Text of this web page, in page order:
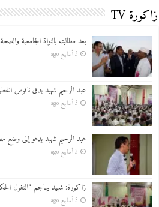
زاكورة TV
بعد مطالبته بالنواة الجامعية
3 أسابيع ago
عبد الرحيم شهيد يدق ناقوس
3 أسابيع ago
عبد الرحيم شهيد يدعو إلى وضع
3 أسابيع ago
زاكورة: شهيد يهاجم “التغول
3 أسابيع ago